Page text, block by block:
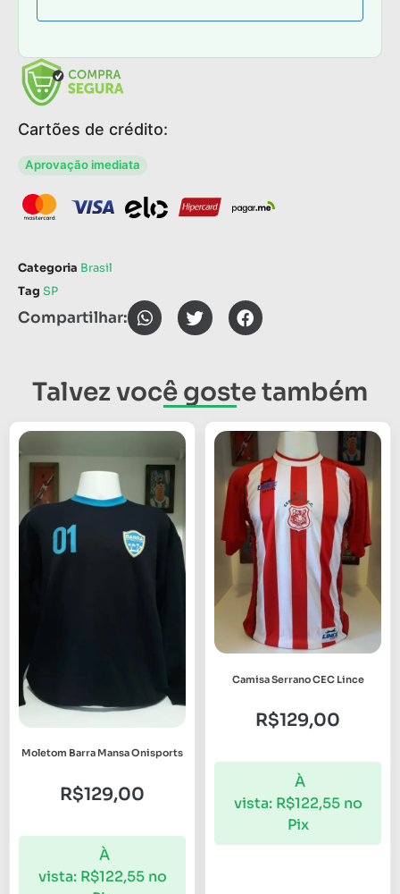
Cartões de crédito:
Aprovação imediata
Categoria Brasil
Tag SP
Compartilhar:
Talvez você goste também
Moletom Barra Mansa Onisports
R$129,00
À
vista: R$122,55 no
Camisa Serrano CEC Lince
R$129,00
À
vista: R$122,55 no
Pix